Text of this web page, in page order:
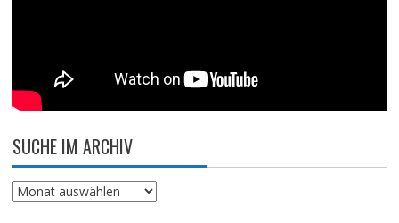
SUCHE IM ARCHIV
Suche